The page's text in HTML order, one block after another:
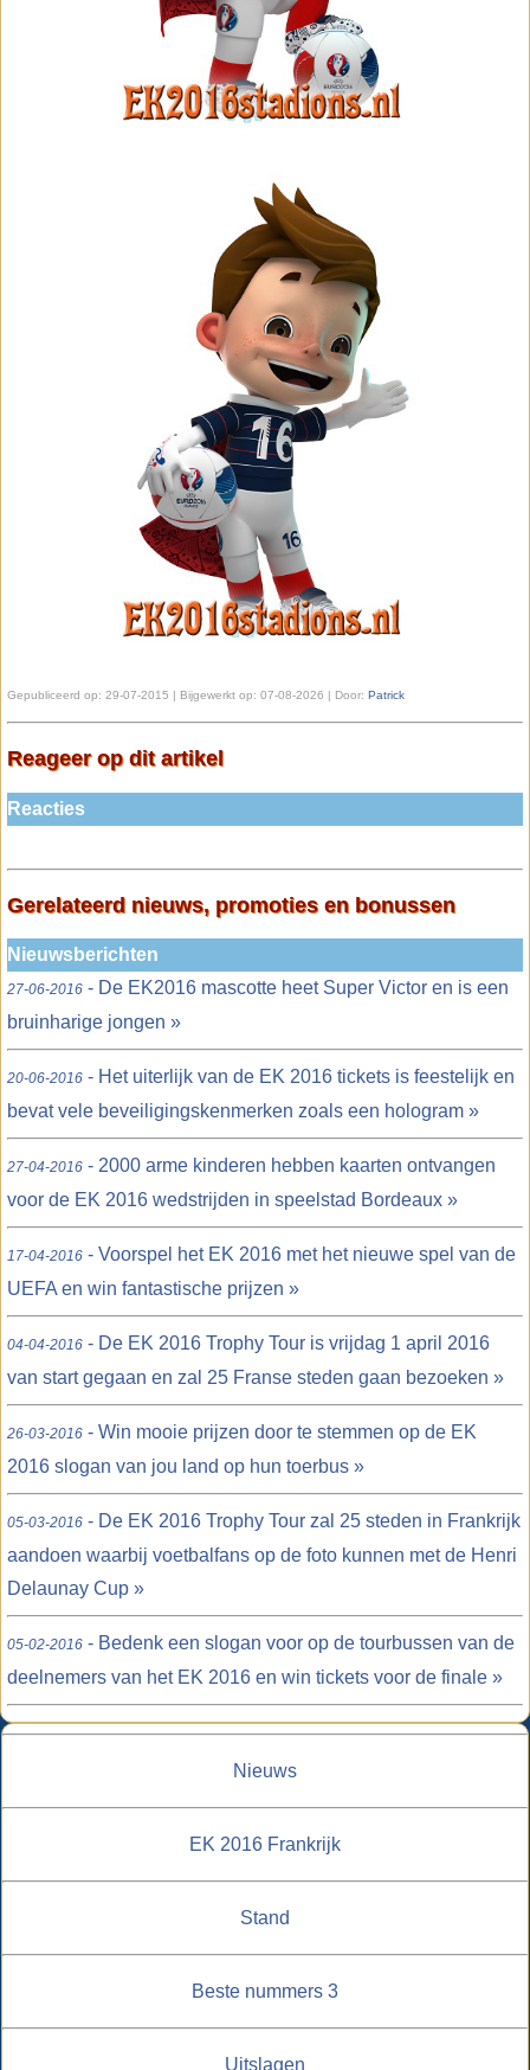
Gepubliceerd op: 29-07-2015 | Bijgewerkt op: 07-08-2026 | Door: Patrick
Reageer op dit artikel
Reacties
Gerelateerd nieuws, promoties en bonussen
Nieuwsberichten
27-06-2016 - De EK2016 mascotte heet Super Victor en is een
bruinharige jongen »
20-06-2016 - Het uiterlijk van de EK 2016 tickets is feestelijk en
bevat vele beveiligingskenmerken zoals een hologram »
27-04-2016 - 2000 arme kinderen hebben kaarten ontvangen
voor de EK 2016 wedstrijden in speelstad Bordeaux »
17-04-2016 - Voorspel het EK 2016 met het nieuwe spel van de
UEFA en win fantastische prijzen »
04-04-2016 - De EK 2016 Trophy Tour is vrijdag 1 april 2016
van start gegaan en zal 25 Franse steden gaan bezoeken »
26-03-2016 - Win mooie prijzen door te stemmen op de EK
2016 slogan van jou land op hun toerbus »
05-03-2016 - De EK 2016 Trophy Tour zal 25 steden in Frankrijk
aandoen waarbij voetbalfans op de foto kunnen met de Henri
Delaunay Cup »
05-02-2016 - Bedenk een slogan voor op de tourbussen van de
deelnemers van het EK 2016 en win tickets voor de finale »
Nieuws
EK 2016 Frankrijk
Stand
Beste nummers 3
Uitslagen